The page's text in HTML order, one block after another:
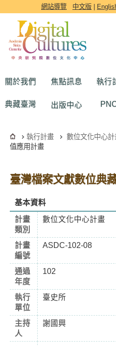
跳到主要內容區塊網站導覽 中文版
關於我們 焦點訊息 執行
典藏臺灣 出版中心
執行計畫 數位文化中心計
值應用計畫
臺灣檔案文獻數位典
基本資料
計畫
類別
數位文化中心計畫
計畫
編號
ASDC-102-08
通過
年度
102
執行
單位
臺史所
主持
人
謝國興